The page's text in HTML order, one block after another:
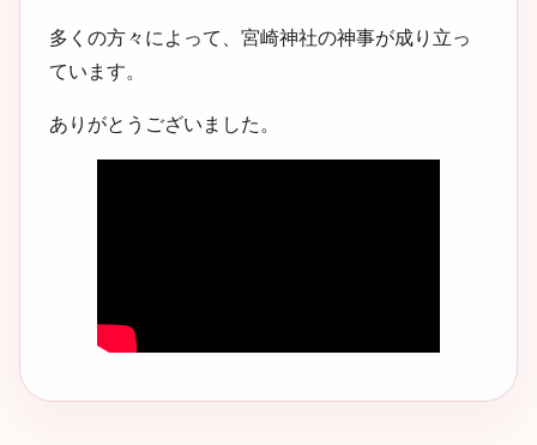
多くの方々によって、宮崎神社の神事が成り立っ
ています。
ありがとうございました。